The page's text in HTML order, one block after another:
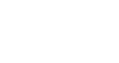
todos los transportes
obstante, se están
residentes en el resto